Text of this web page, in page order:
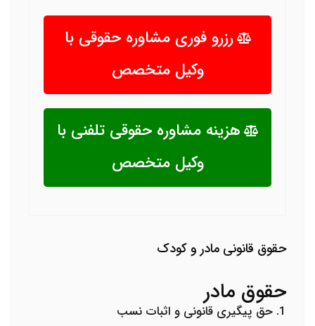
رزرو فوری مشاوره حقوقی با
وکیل متخصص
هزینه مشاوره حقوقی تلفنی با
وکیل متخصص
حقوق قانونی مادر و کودک
حقوق مادر
1. حق پیگیری قانونی و اثبات نسب